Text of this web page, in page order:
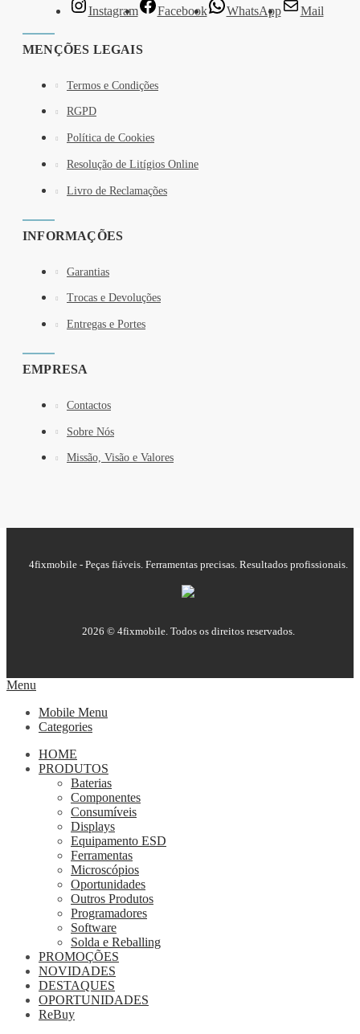
Instagram Facebook WhatsApp Mail
MENÇÕES LEGAIS
Termos e Condições
RGPD
Política de Cookies
Resolução de Litígios Online
Livro de Reclamações
INFORMAÇÕES
Garantias
Trocas e Devoluções
Entregas e Portes
EMPRESA
Contactos
Sobre Nós
Missão, Visão e Valores
4fixmobile - Peças fiáveis. Ferramentas precisas. Resultados profissionais.
2026 © 4fixmobile. Todos os direitos reservados.
Menu
Mobile Menu
Categories
HOME
PRODUTOS
Baterias
Componentes
Consumíveis
Displays
Equipamento ESD
Ferramentas
Microscópios
Oportunidades
Outros Produtos
Programadores
Software
Solda e Reballing
PROMOÇÕES
NOVIDADES
DESTAQUES
OPORTUNIDADES
ReBuy